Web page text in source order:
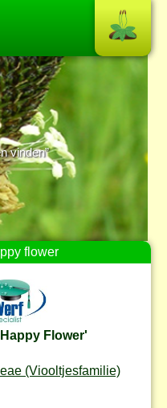
vinden”
flower
Flower'
(Viooltjesfamilie)